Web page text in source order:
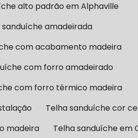
alto padrão em Alphaville
sanduíche amadeirada
com acabamento madeira
com forro amadeirado
com forro térmico madeira
Telha sanduíche cor
madeira
Telha sanduíche em